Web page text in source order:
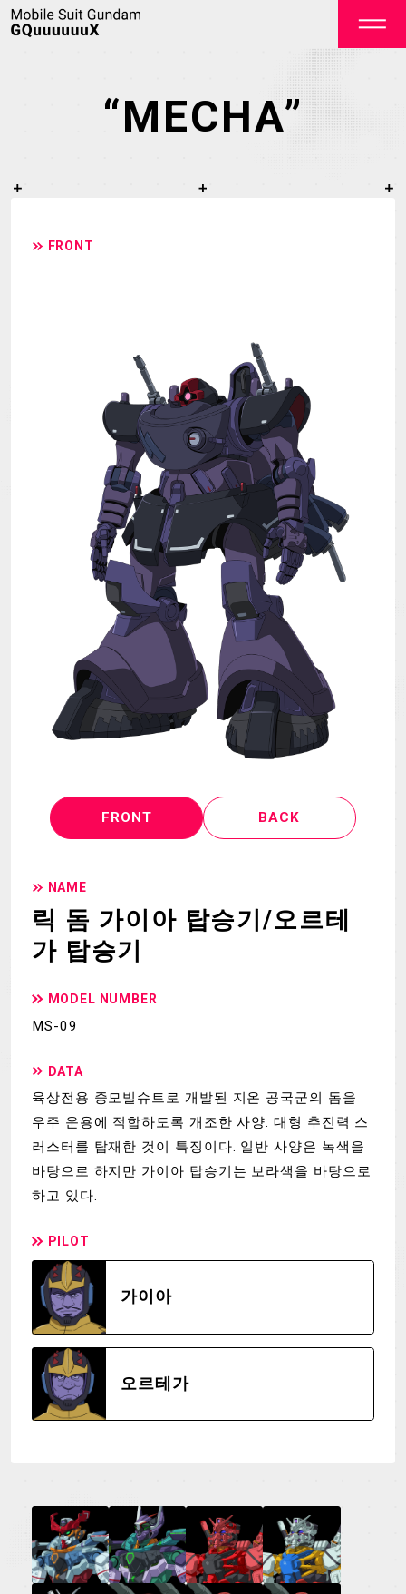
STREAMING STAFF&CAST
CHARACTER
MECHA GOODS
GALLERY MUSIC
THEATER
LANGUAGE
“MECHA”
FRONT
FRONT BACK
NAME
릭 돔 가이아 탑승기/오르테
가 탑승기
MODEL NUMBER
MS-09
DATA
육상전용 중모빌슈트로 개발된 지온 공국군의 돔을
우주 운용에 적합하도록 개조한 사양. 대형 추진력 스
러스터를 탑재한 것이 특징이다. 일반 사양은 녹색을
바탕으로 하지만 가이아 탑승기는 보라색을 바탕으로
하고 있다.
PILOT
가이아
오르테가